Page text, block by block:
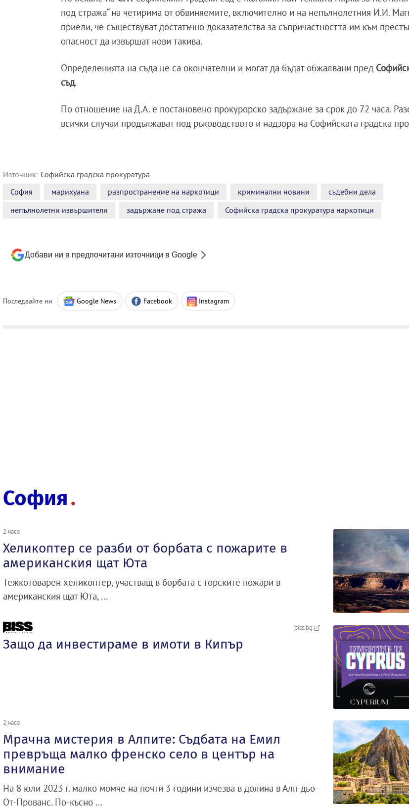
под стража“ на четирима от обвиняемите, включително и на непълнолетния И.И.
приели, че съществуват достатъчно доказателства за съпричастността им към
опасност да извършат нови такива.
Определенията на съда не са окончателни и могат да бъдат обжалвани пред
съд.
По отношение на Д.А. е постановено прокурорско задържане за срок до 72 часа.
всички случаи продължават под ръководството и надзора на Софийската градска
Източник: Софийска градска прокуратура
София
марихуана разпространение на наркотици криминални новини
съдебни дела
непълнолетни извършители
задържане под стража Софийска градска прокуратура наркотици
Добави ни в предпочитани източници в Google
Последвайте ни Google News Facebook Instagram
София
2 часа
Хеликоптер се разби от борбата с пожарите в
американския щат Юта
Тежкотоварен хеликоптер, участващ в борбата с горските пожари в
американския щат Юта, ...
biss.bg
Защо да инвестираме в имоти в Кипър
2 часа
Мрачна мистерия в Алпите: Съдбата на Емил
превръща малко френско село в център на
внимание
На 8 юли 2023 г. малко момче на почти 3 години изчезва в долина в Алп-дьо-
От-Прованс. По-късно ...